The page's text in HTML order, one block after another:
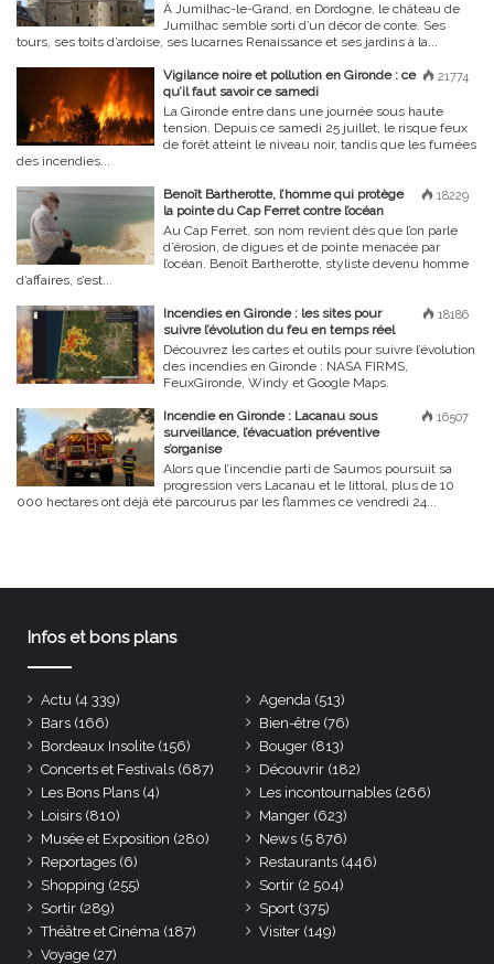
À Jumilhac-le-Grand, en Dordogne, le château de
Jumilhac semble sorti d’un décor de conte. Ses
tours, ses toits d’ardoise, ses lucarnes Renaissance et ses jardins à la...
21774
Vigilance noire et pollution en Gironde : ce
qu’il faut savoir ce samedi
La Gironde entre dans une journée sous haute
tension. Depuis ce samedi 25 juillet, le risque feux
de forêt atteint le niveau noir, tandis que les fumées
des incendies...
18229
Benoît Bartherotte, l’homme qui protège
la pointe du Cap Ferret contre l’océan
Au Cap Ferret, son nom revient dès que l’on parle
d’érosion, de digues et de pointe menacée par
l’océan. Benoît Bartherotte, styliste devenu homme
d’affaires, s’est...
18186
Incendies en Gironde : les sites pour
suivre l’évolution du feu en temps réel
Découvrez les cartes et outils pour suivre l’évolution
des incendies en Gironde : NASA FIRMS,
FeuxGironde, Windy et Google Maps.
16507
Incendie en Gironde : Lacanau sous
surveillance, l’évacuation préventive
s’organise
Alors que l’incendie parti de Saumos poursuit sa
progression vers Lacanau et le littoral, plus de 10
000 hectares ont déjà été parcourus par les flammes ce vendredi 24...
Infos et bons plans
Actu (4 339) Agenda (513)
Bars (166) Bien-être (76)
Bordeaux Insolite (156) Bouger (813)
Concerts et Festivals (687) Découvrir (182)
Les Bons Plans (4) Les incontournables (266)
Loisirs (810) Manger (623)
Musée et Exposition (280) News (5 876)
Reportages (6) Restaurants (446)
Shopping (255) Sortir (2 504)
Sortir (289) Sport (375)
Théâtre et Cinéma (187) Visiter (149)
Voyage (27)